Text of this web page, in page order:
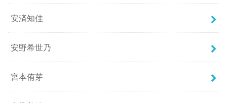
安済知佳
安野希世乃
宮本侑芽